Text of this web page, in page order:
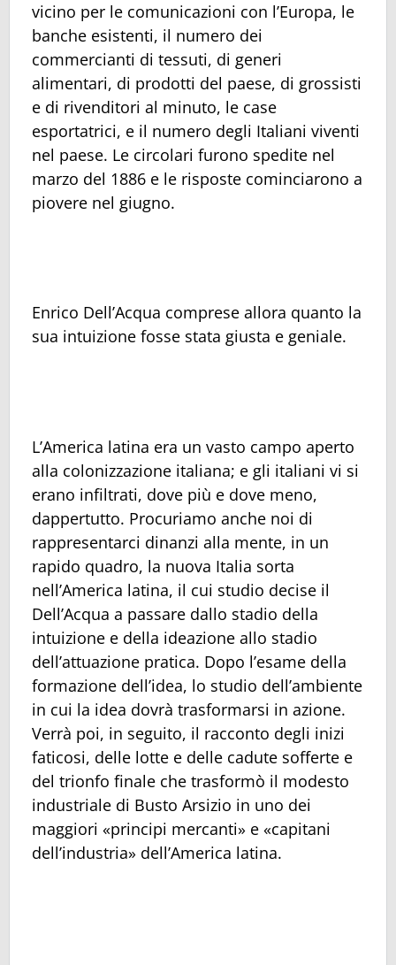
vicino per le comunicazioni con l’Europa, le
banche esistenti, il numero dei
commercianti di tessuti, di generi
alimentari, di prodotti del paese, di grossisti
e di rivenditori al minuto, le case
esportatrici, e il numero degli Italiani viventi
nel paese. Le circolari furono spedite nel
marzo del 1886 e le risposte cominciarono a
piovere nel giugno.
Enrico Dell’Acqua comprese allora quanto la
sua intuizione fosse stata giusta e geniale.
L’America latina era un vasto campo aperto
alla colonizzazione italiana; e gli italiani vi si
erano infiltrati, dove più e dove meno,
dappertutto. Procuriamo anche noi di
rappresentarci dinanzi alla mente, in un
rapido quadro, la nuova Italia sorta
nell’America latina, il cui studio decise il
Dell’Acqua a passare dallo stadio della
intuizione e della ideazione allo stadio
dell’attuazione pratica. Dopo l’esame della
formazione dell’idea, lo studio dell’ambiente
in cui la idea dovrà trasformarsi in azione.
Verrà poi, in seguito, il racconto degli inizi
faticosi, delle lotte e delle cadute sofferte e
del trionfo finale che trasformò il modesto
industriale di Busto Arsizio in uno dei
maggiori «principi mercanti» e «capitani
dell’industria» dell’America latina.